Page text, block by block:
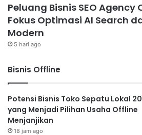
Peluang Bisnis SEO Agency
Fokus Optimasi AI Search
Modern
5 hari ago
Bisnis Offline
Potensi Bisnis Toko Sepatu Lokal
yang Menjadi Pilihan Usaha Offline
Menjanjikan
18 jam ago